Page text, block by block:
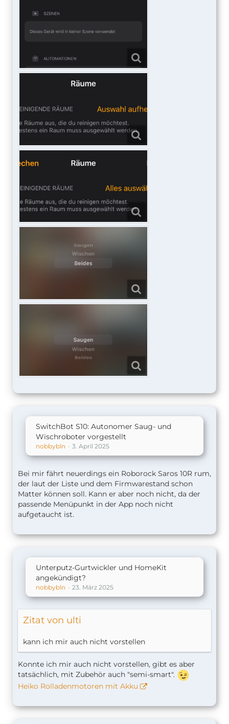
SwitchBot S10: Autonomer Saug- und
Wischroboter vorgestellt
nobbybln 3. April 2025
Bei mir fährt neuerdings ein Roborock Saros 10R rum,
der laut der Liste und dem Firmwarestand schon
Matter können soll. Kann er aber noch nicht, da der
passende Menüpunkt in der App noch nicht
aufgetaucht ist.
Unterputz-Gurtwickler und HomeKit
angekündigt?
nobbybln 23. März 2025
Zitat von ulti
kann ich mir auch nicht vorstellen
Konnte ich mir auch nicht vorstellen, gibt es aber
tatsächlich, mit Zubehör auch "semi-smart".
Heiko Rolladenmotoren mit Akku